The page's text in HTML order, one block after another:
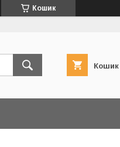
Кошик
Кошик